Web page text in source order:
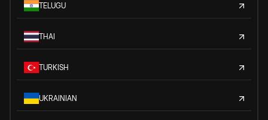
TELUGU
THAI
TURKISH
UKRAINIAN